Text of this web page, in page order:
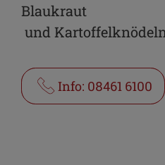
Link kopieren
Blaukraut
und
Info: 08461 6100